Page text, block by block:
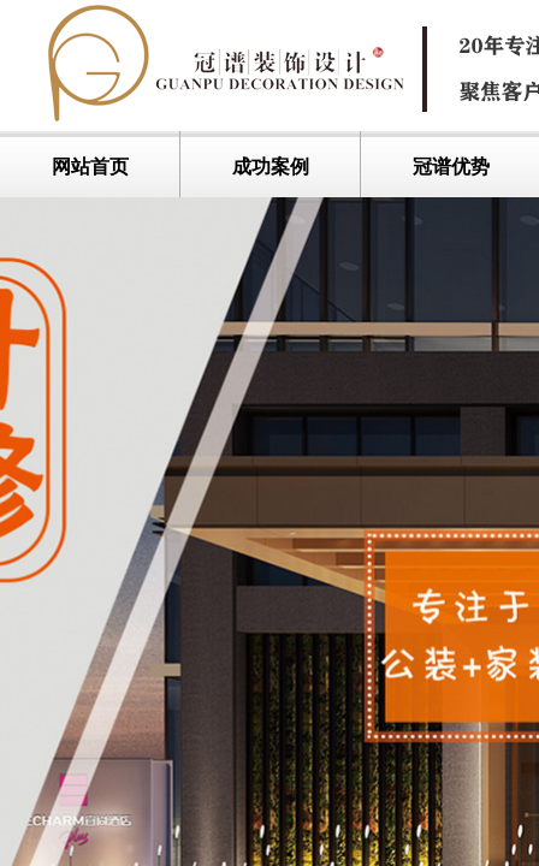
网站首页 成功案例 冠谱优势